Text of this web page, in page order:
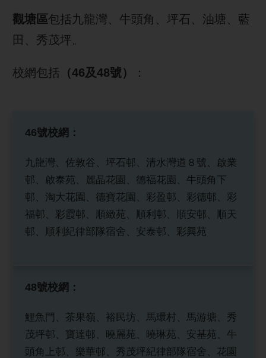
觀塘區包括九龍灣、牛頭角、坪石、油塘、藍
田、秀茂坪。
校網包括 （46及48號） ：
46號校網：
九龍灣、佐敦谷、坪石邨、清水灣道８號、啟業
邨、啟泰苑、麗晶花園、德福花園、牛頭角下
邨、淘大花園、德寶花園、彩盈邨、彩德邨、彩
福邨、彩霞邨、順緻苑、順利邨、順安邨、順天
邨、順利紀律部隊宿舍、安泰邨、彩興苑
48號校網：
鯉魚門、茶果嶺、裕民坊、馬環村、馬游塘、秀
茂坪邨、寶達邨、曉麗苑、曉琳苑、安基苑、牛
頭角上邨、樂華邨、秀茂坪紀律部隊宿舍、花園